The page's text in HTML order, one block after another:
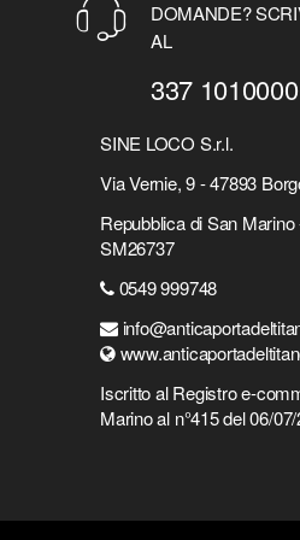
DOMANDE?
AL
337 1010000
SINE LOCO S.r.l.
Via Vernie, 9 - 47893
Repubblica di San
SM26737
0549 999748
Iscritto al Registro e-
Marino al n°415 del 06/